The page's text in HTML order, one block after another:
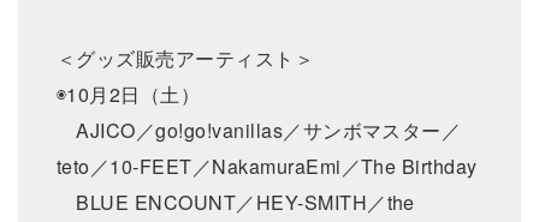
＜グッズ販売アーティスト＞
◉10月2日（土）
AJICO／go!go!vanillas／サンボマスター／
teto／10-FEET／NakamuraEmi／The Birthday
BLUE ENCOUNT／HEY-SMITH／the